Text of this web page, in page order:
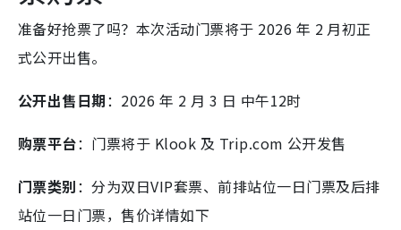
准备好抢票了吗？本次活动门票将于 2026 年 2 月初正
式公开出售。
公开出售日期：2026 年 2 月 3 日 中午12时
购票平台：门票将于 Klook 及 Trip.com 公开发售
门票类别：分为双日VIP套票、前排站位一日门票及后排
站位一日门票，售价详情如下